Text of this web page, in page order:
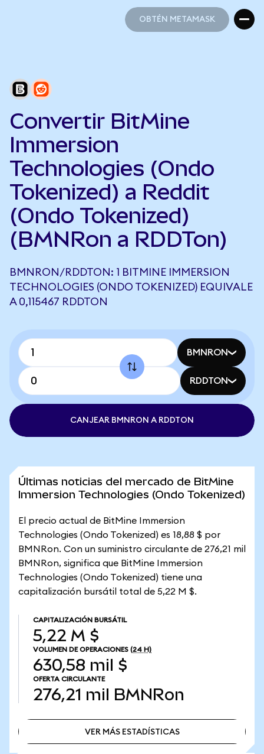
OBTÉN METAMASK
Convertir BitMine
Immersion
Technologies (Ondo
Tokenized) a Reddit
(Ondo Tokenized)
(BMNRon a RDDTon)
BMNRON/RDDTON: 1 BITMINE IMMERSION
TECHNOLOGIES (ONDO TOKENIZED) EQUIVALE
A 0,115467 RDDTON
BMNRON
RDDTON
CANJEAR BMNRON A RDDTON
Últimas noticias del mercado de BitMine
Immersion Technologies (Ondo Tokenized)
El precio actual de BitMine Immersion
Technologies (Ondo Tokenized) es 18,88 $ por
BMNRon. Con un suministro circulante de 276,21 mil
BMNRon, significa que BitMine Immersion
Technologies (Ondo Tokenized) tiene una
capitalización bursátil total de 5,22 M $.
CAPITALIZACIÓN BURSÁTIL
5,22 M $
VOLUMEN DE OPERACIONES (24 H)
630,58 mil $
OFERTA CIRCULANTE
276,21 mil BMNRon
VER MÁS ESTADÍSTICAS